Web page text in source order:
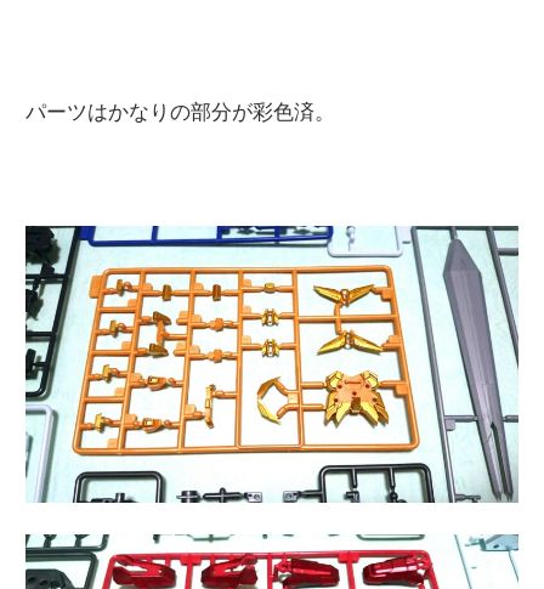
パーツはかなりの部分が彩色済。